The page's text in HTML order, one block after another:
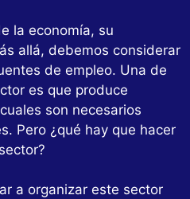
la economía, su
allá, debemos considerar
de empleo. Una de
es que produce
son necesarios
Pero ¿qué hay que hacer
a organizar este sector